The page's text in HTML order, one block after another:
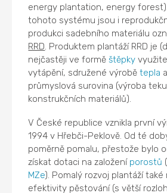
energy plantation, energy
tohoto systému jsou i
produkci sadebního materiálu
RRD . Produktem plantáží RRD je
nejčastěji ve forměštěpky
vytápění, sdružené výrobětepla
průmyslová surovina (výroba
konstrukčních materiálů).
V České republice vznikla první
1994 v Hřebči-Peklově. Od té
poměrně pomalu, přestože bylo
získat dotaci na založení porostů
MZe). Pomalý rozvoj plantáží
efektivity pěstování (s větší